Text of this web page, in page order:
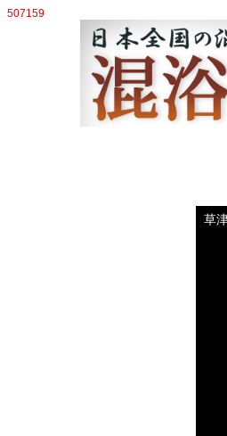
507159